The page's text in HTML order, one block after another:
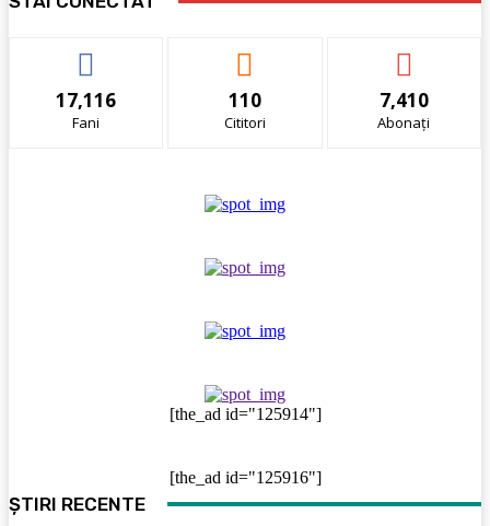
17,116
Fani
110
Cititori
7,410
Abonați
[the_ad id="125914"]
[the_ad id="125916"]
ȘTIRI RECENTE